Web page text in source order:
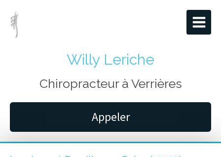
Willy Leriche
Chiropracteur à Verrières
Appeler